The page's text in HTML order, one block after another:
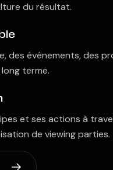
du résultat.
des événements, des
terme.
et ses actions à
de viewing parties.